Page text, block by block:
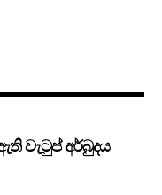
වැටුප් අර්බුදය